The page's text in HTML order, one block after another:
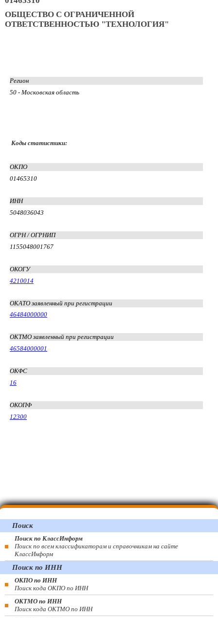
ОБЩЕСТВО С ОГРАНИЧЕННОЙ
ОТВЕТСТВЕННОСТЬЮ "ТЕХНОЛОГИЯ"
Регион
50 - Московская область
Коды статистики:
ОКПО
01465310
ИНН
5048036043
ОГРН / ОГРНИП
1155048001767
ОКОГУ
4210014
ОКАТО заявленный при регистрации
46484000000
ОКТМО заявленный при регистрации
46584000001
ОКФС
16
ОКОПФ
12300
Поиск
Поиск по КлассИнформ
Поиск по всем классификаторам и справочникам на сайте
КлассИнформ
Поиск по ИНН
ОКПО по ИНН
Поиск кода ОКПО по ИНН
ОКТМО по ИНН
Поиск кода ОКТМО по ИНН